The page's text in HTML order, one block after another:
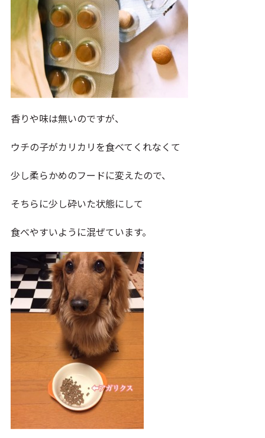
香りや味は無いのですが、
ウチの子がカリカリを食べてくれなくて
少し柔らかめのフードに変えたので、
そちらに少し砕いた状態にして
食べやすいように混ぜています。